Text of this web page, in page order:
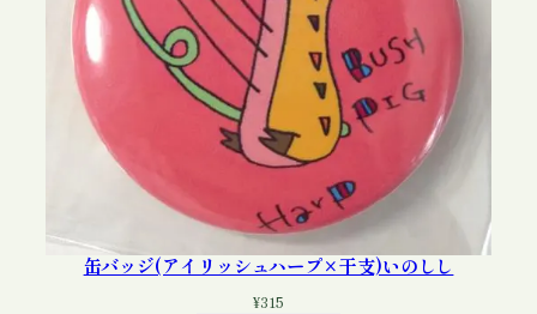
缶バッジ(アイリッシュハープ×干支)いのしし
¥315